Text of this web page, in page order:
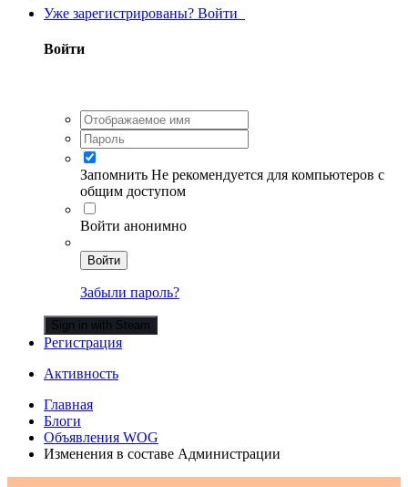
Уже зарегистрированы? Войти
Войти
Запомнить Не рекомендуется для компьютеров с
общим доступом
Войти анонимно
Войти
Забыли пароль?
Sign in with Steam
Регистрация
Активность
Главная
Блоги
Объявления WOG
Изменения в составе Администрации